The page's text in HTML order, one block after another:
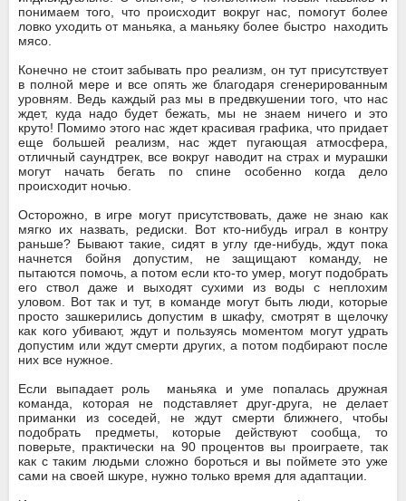
понимаем того, что происходит вокруг нас, помогут более
ловко уходить от маньяка, а маньяку более быстро находить
мясо.
Конечно не стоит забывать про реализм, он тут присутствует
в полной мере и все опять же благодаря сгенерированным
уровням. Ведь каждый раз мы в предвкушении того, что нас
ждет, куда надо будет бежать, мы не знаем ничего и это
круто! Помимо этого нас ждет красивая графика, что придает
еще большей реализм, нас ждет пугающая атмосфера,
отличный саундтрек, все вокруг наводит на страх и мурашки
могут начать бегать по спине особенно когда дело
происходит ночью.
Осторожно, в игре могут присутствовать, даже не знаю как
мягко их назвать, редиски. Вот кто-нибудь играл в контру
раньше? Бывают такие, сидят в углу где-нибудь, ждут пока
начнется бойня допустим, не защищают команду, не
пытаются помочь, а потом если кто-то умер, могут подобрать
его ствол даже и выходят сухими из воды с неплохим
уловом. Вот так и тут, в команде могут быть люди, которые
просто зашкерились допустим в шкафу, смотрят в щелочку
как кого убивают, ждут и пользуясь моментом могут удрать
допустим или ждут смерти других, а потом подбирают после
них все нужное.
Если выпадает роль маньяка и уме попалась дружная
команда, которая не подставляет друг-друга, не делает
приманки из соседей, не ждут смерти ближнего, чтобы
подобрать предметы, которые действуют сообща, то
поверьте, практически на 90 процентов вы проиграете, так
как с таким людьми сложно бороться и вы поймете это уже
сами на своей шкуре, нужно только время для адаптации.